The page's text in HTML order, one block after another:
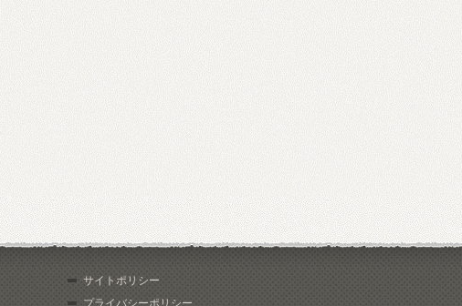
サイトポリシー
プライバシーポリシー